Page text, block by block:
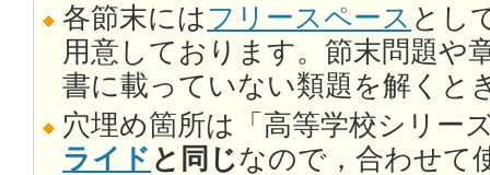
各節末にはフリースペース とし
用意しております。節末問題や
書に載っていない類題を解くと
穴埋め箇所は「高等学校シリー
ライド と同じなので，合わせて